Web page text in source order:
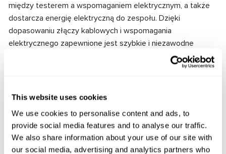
This website uses cookies
We use cookies to personalise content and ads, to
provide social media features and to analyse our traffic.
We also share information about your use of our site with
our social media, advertising and analytics partners who
między testerem a wspomaganiem elektrycznym, a także
dostarcza energię elektryczną do zespołu. Dzięki
dopasowaniu złączy kablowych i wspomagania
elektrycznego zapewnione jest szybkie i niezawodne
Zapytaj o cenę